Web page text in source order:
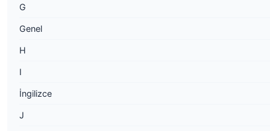
G
Genel
H
I
İngilizce
J